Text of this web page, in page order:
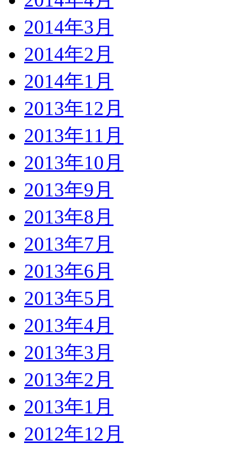
2014年3月
2014年2月
2014年1月
2013年12月
2013年11月
2013年10月
2013年9月
2013年8月
2013年7月
2013年6月
2013年5月
2013年4月
2013年3月
2013年2月
2013年1月
2012年12月